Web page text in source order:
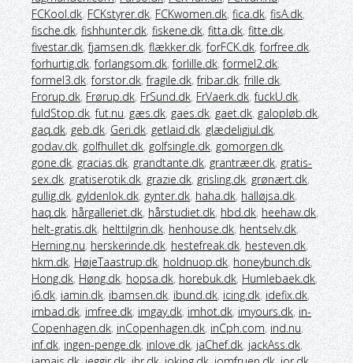
FCKool.dk, FCKstyrer.dk, FCKwomen.dk, fica.dk, fisA.dk,
fische.dk, fishhunter.dk, fiskene.dk, fitta.dk, fitte.dk,
fivestar.dk,fjamsen.dk, flækker.dk,forFCK.dk,forfree.dk,
forhurtig.dk,forlangsom.dk,forlille.dk,formel2.dk,
formel3.dk,forstor.dk,fragile.dk,fribar.dk,frille.dk,
Frorup.dk, Frørup.dk, FrSund.dk, FrVaerk.dk,fuckU.dk,
fuldStop.dk,fut.nu, gæs.dk, gaes.dk, gaet.dk, galopløb.dk,
gaq.dk, geb.dk, Geri.dk, getlaid.dk, glædeligjul.dk,
godav.dk, golfhullet.dk, golfsingle.dk, gomorgen.dk,
gone.dk, gracias.dk, grandtante.dk, grantræer.dk, gratis-
sex.dk, gratiserotik.dk, grazie.dk, grisling.dk, grønært.dk,
gullig.dk, gyldenlok.dk, gynter.dk, haha.dk, halløjsa.dk,
haq.dk, hårgalleriet.dk, hårstudiet.dk, hbd.dk, heehaw.dk,
helt-gratis.dk, helttilgrin.dk, henhouse.dk, hentselv.dk,
Herning.nu, herskerinde.dk, hestefreak.dk, hesteven.dk,
hkm.dk, HøjeTaastrup.dk, holdnuop.dk, honeybunch.dk,
Hong.dk, Høng.dk, hopsa.dk, horebuk.dk, Humlebaek.dk,
i6.dk, iamin.dk, ibamsen.dk, ibund.dk, icing.dk, idefix.dk,
imbad.dk, imfree.dk, imgay.dk, imhot.dk, imyours.dk, in-
Copenhagen.dk, inCopenhagen.dk, inCph.com, ind.nu,
inf.dk, ingen-penge.dk, inlove.dk, jaChef.dk, jackAss.dk,